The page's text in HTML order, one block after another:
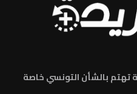
تهتم بالشأن التونسي خاصة